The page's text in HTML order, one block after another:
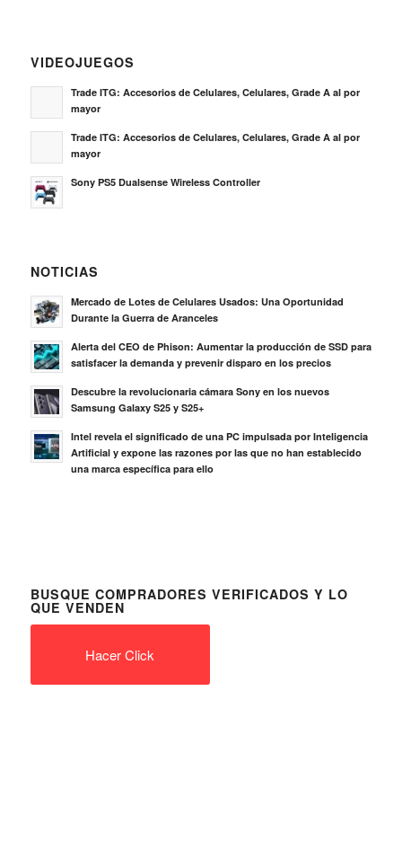
VIDEOJUEGOS
Trade ITG: Accesorios de Celulares, Celulares, Grade A al por
mayor
Trade ITG: Accesorios de Celulares, Celulares, Grade A al por
mayor
Sony PS5 Dualsense Wireless Controller
NOTICIAS
Mercado de Lotes de Celulares Usados: Una Oportunidad
Durante la Guerra de Aranceles
Alerta del CEO de Phison: Aumentar la producción de SSD para
satisfacer la demanda y prevenir disparo en los precios
Descubre la revolucionaria cámara Sony en los nuevos
Samsung Galaxy S25 y S25+
Intel revela el significado de una PC impulsada por Inteligencia
Artificial y expone las razones por las que no han establecido
una marca específica para ello
BUSQUE COMPRADORES VERIFICADOS Y LO
QUE VENDEN
Hacer Click